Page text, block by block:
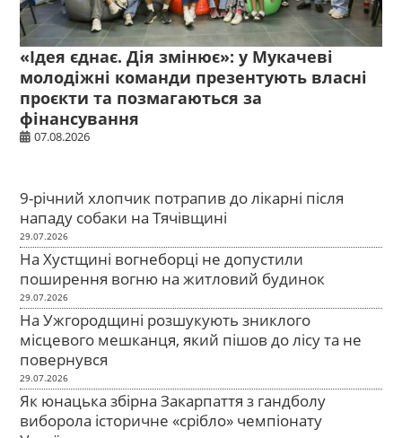
«Ідея єднає. Дія змінює»: у Мукачеві
молодіжні команди презентують власні
проєкти та позмагаються за
фінансування
07.08.2026
9-річний хлопчик потрапив до лікарні після
нападу собаки на Тячівщині
29.07.2026
На Хустщині вогнеборці не допустили
поширення вогню на житловий будинок
29.07.2026
На Ужгородщині розшукують зниклого
місцевого мешканця, який пішов до лісу та не
повернувся
29.07.2026
Як юнацька збірна Закарпаття з гандболу
виборола історичне «срібло» чемпіонату